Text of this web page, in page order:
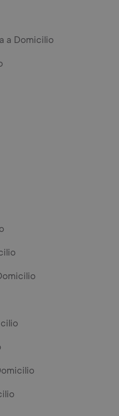
a Domicilio